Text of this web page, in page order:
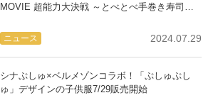
ニュース 2024.07.29
MOVIE 超能力大決戦 ～とべとべ手巻き寿司
シナぷしゅ×ベルメゾンコラボ！「ぷしゅぷし
ゅ」デザインの子供服7/29販売開始